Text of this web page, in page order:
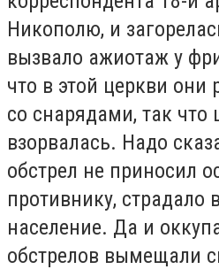
Никополю, и
вызвало ажиотаж у
что в этой церкви
со снарядами, так что
взорвалась. Надо
обстрел не приносил
противнику,
население. Да и
обстрелов вымещали